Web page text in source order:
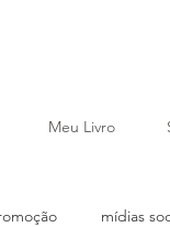
Meu Livro
mídias